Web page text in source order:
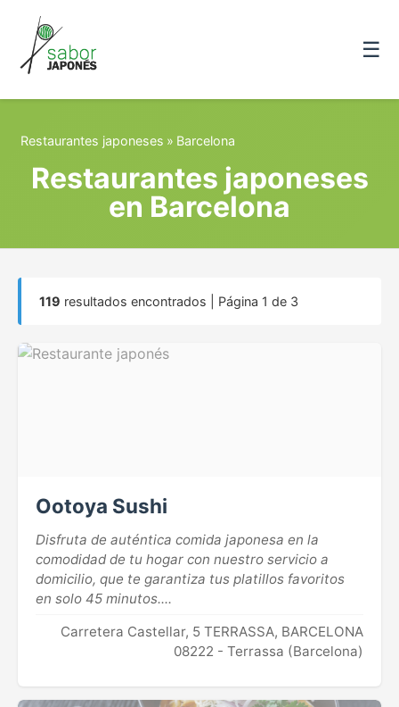
☰
Restaurantes japoneses » Barcelona
Restaurantes japoneses
en Barcelona
119 resultados encontrados | Página 1 de 3
Ootoya Sushi
Disfruta de auténtica comida japonesa en la
comodidad de tu hogar con nuestro servicio a
domicilio, que te garantiza tus platillos favoritos
en solo 45 minutos....
Carretera Castellar, 5 TERRASSA, BARCELONA
08222 - Terrassa (Barcelona)